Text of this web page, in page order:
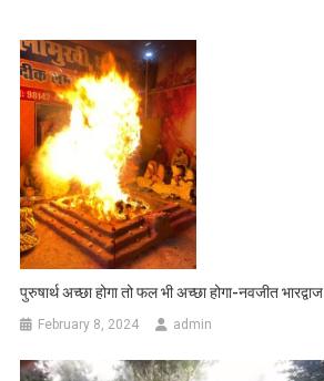
पुरुषार्थ अच्छा होगा तो फल भी अच्छा होगा-नवजीत भारद्वाज
February 8, 2024 admin